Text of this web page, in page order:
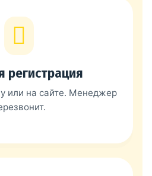
регистрация
или на сайте. Менеджер